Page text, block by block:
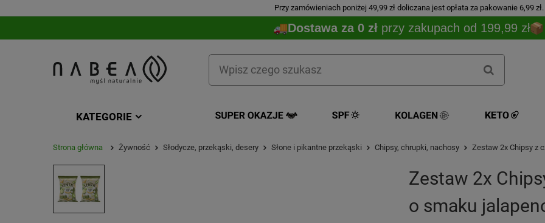
Przy zamówieniach poniżej 49,99 zł doliczana jest opłata za pakowanie 6,99 zł.
Dostawa za 0 zł przy zakupach od 199,99 zł
KATEGORIE
Strona główna Żywność Słodycze, przekąski, desery Słone i pikantne przekąski Chipsy, chrupki, nachosy Zestaw 2x Chipsy z
Zestaw 2x
o smaku